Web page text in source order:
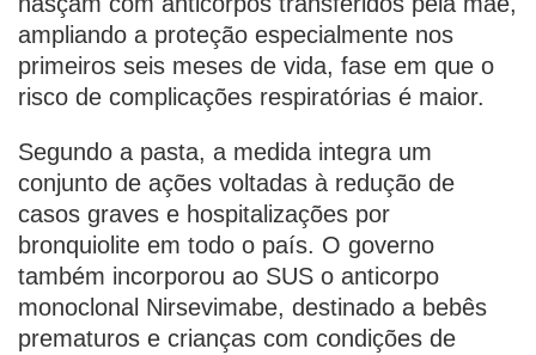
ampliando a proteção especialmente nos
primeiros seis meses de vida, fase em que o
risco de complicações respiratórias é maior.
Segundo a pasta, a medida integra um
conjunto de ações voltadas à redução de
casos graves e hospitalizações por
bronquiolite em todo o país. O governo
também incorporou ao SUS o anticorpo
monoclonal Nirsevimabe, destinado a bebês
prematuros e crianças com condições de